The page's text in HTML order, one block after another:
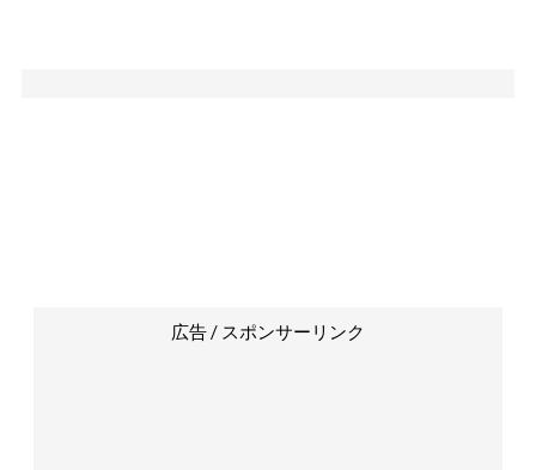
広告 / スポンサーリンク